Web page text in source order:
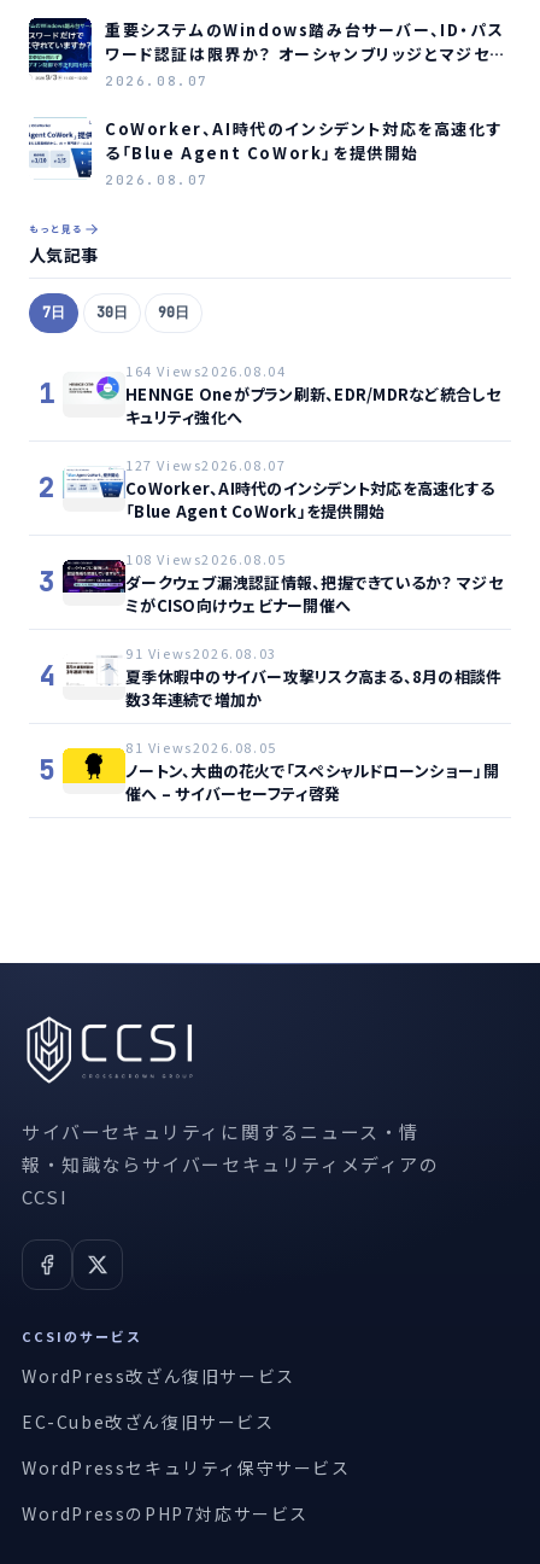
重要システムのWindows踏み台サーバー、ID・パス
ワード認証は限界か？ オーシャンブリッジとマジセミ
がウェビナー開催へ
2026.08.07
CoWorker、AI時代のインシデント対応を高速化す
る「Blue Agent CoWork」を提供開始
2026.08.07
もっと見る
人気記事
7日 30日 90日
1
164 Views2026.08.04
HENNGE Oneがプラン刷新、EDR/MDRなど統合しセ
キュリティ強化へ
2
127 Views2026.08.07
CoWorker、AI時代のインシデント対応を高速化する
「Blue Agent CoWork」を提供開始
3
108 Views2026.08.05
ダークウェブ漏洩認証情報、把握できているか？ マジセ
ミがCISO向けウェビナー開催へ
4
91 Views2026.08.03
夏季休暇中のサイバー攻撃リスク高まる、8月の相談件
数3年連続で増加か
5
81 Views2026.08.05
ノートン、大曲の花火で「スペシャルドローンショー」開
催へ – サイバーセーフティ啓発
サイバーセキュリティに関するニュース・情
報・知識ならサイバーセキュリティメディアの
CCSI
CCSIのサービス
WordPress改ざん復旧サービス
EC-Cube改ざん復旧サービス
WordPressセキュリティ保守サービス
WordPressのPHP7対応サービス